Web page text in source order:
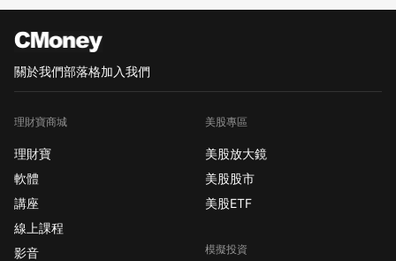
關於我們部落格加入我們
理財寶商城
理財寶
軟體
講座
線上課程
影音
美股專區
美股放大鏡
美股股市
美股ETF
模擬投資